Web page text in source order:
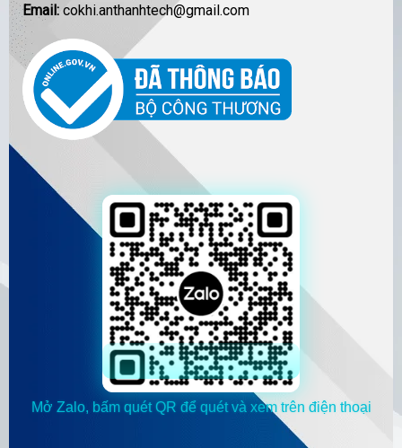
Email: cokhi.anthanhtech@gmail.com
Mở Zalo, bấm quét QR để quét và xem trên điện thoại